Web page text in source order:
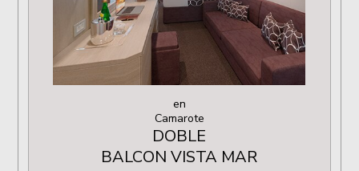
en
Camarote
DOBLE
BALCON VISTA MAR